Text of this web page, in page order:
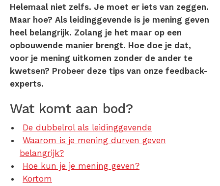
Helemaal niet zelfs. Je moet er iets van zeggen.
Maar hoe? Als leidinggevende is je mening geven
heel belangrijk. Zolang je het maar op een
opbouwende manier brengt. Hoe doe je dat,
voor je mening uitkomen zonder de ander te
kwetsen? Probeer deze tips van onze feedback-
experts.
Wat komt aan bod?
De dubbelrol als leidinggevende
Waarom is je mening durven geven
belangrijk?
Hoe kun je je mening geven?
Kortom